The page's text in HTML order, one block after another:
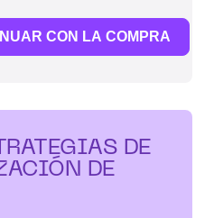
CON LA COMPRA
DE
DE